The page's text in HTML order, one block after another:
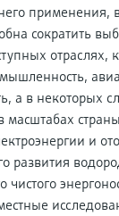
применения,
сократить
отраслях,
а в некоторых
и
развития
чистого